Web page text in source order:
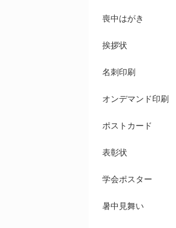
喪中はがき
挨拶状
名刺印刷
オンデマンド印刷
ポストカード
表彰状
学会ポスター
暑中見舞い